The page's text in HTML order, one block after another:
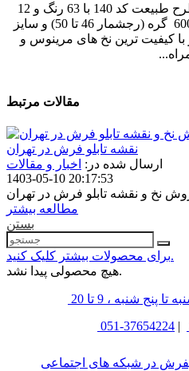
نخ و نقشه تابلوفرش دستباف طرح طبیعت کد 140 با 63 رنگ و 12
رنگ ابریشم به ابعاد 300 رج در 600 گره (رجشمار 46 تا 50) و سایز
از با کیفیت ترین نخ های مرینوس و
مقالات مرتبط
نقشه تابلو فرش در تهران
ارسال شده در: اخبار و مقالات
1403-05-10 20:17:53
نخ و نقشه تابلو فرش در تهران
مطالعه بیشتر
بستن
برای محصولات بیشتر کلیک کنید.
هیچ محصولی پیدا نشد.
پنج شنبه ، 9 تا 20
051-37654224 |